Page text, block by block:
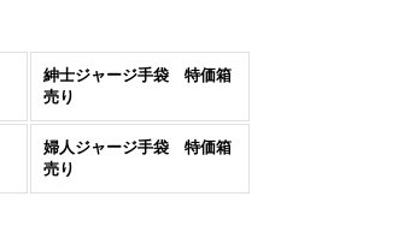
紳士ジャージ手袋 特価箱
売り
婦人ジャージ手袋 特価箱
売り